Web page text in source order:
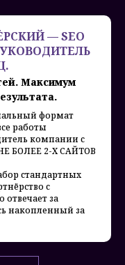
— SEO
Максимум
формат
работы
компании с
БОЛЕЕ 2-Х САЙТОВ
стандартных
с
за
накопленный за